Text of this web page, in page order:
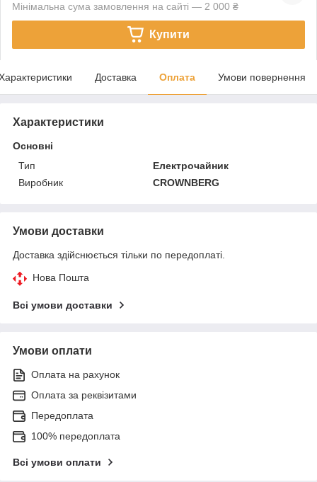
Мінімальна сума замовлення на сайті — 2 000 ₴
Купити
Доставка Оплата Умови повернення
Характеристики
Основні
Тип
Електрочайник
Виробник
CROWNBERG
Умови доставки
Доставка здійснюється тільки по передоплаті.
Нова Пошта
Всі умови доставки
Умови оплати
Оплата на рахунок
Оплата за реквізитами
Передоплата
100% передоплата
Всі умови оплати